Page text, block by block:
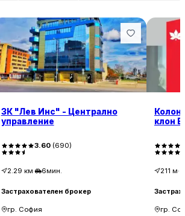
ЗК "Лев Инс" - Централно
управление
3.60(690)
2.29 км· 6мин.
Застрахователен брокер
гр. София
клон
211 м·
гр.